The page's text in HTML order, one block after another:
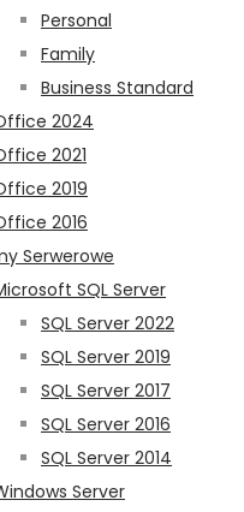
Personal
Family
Business Standard
2024
2021
2019
2016
Serwerowe
SQL Server
SQL Server 2022
SQL Server 2019
SQL Server 2017
SQL Server 2016
SQL Server 2014
Server